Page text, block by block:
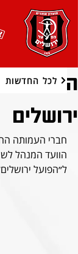
ירושלים
חברי העמותה
הוועד המנהל
ל״הפועל
לכל החדשות